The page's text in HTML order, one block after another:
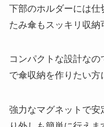
下部のホルダーには仕
たみ傘もスッキリ収納
コンパクトな設計な
で傘収納を作りたい方
強力なマグネットで安